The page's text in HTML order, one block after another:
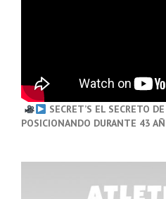
SECRET’S EL SECRETO
POSICIONANDO DURANTE 43